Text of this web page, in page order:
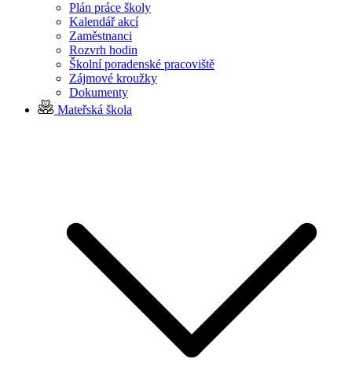
Plán práce školy
Kalendář akcí
Zaměstnanci
Rozvrh hodin
Školní poradenské pracoviště
Zájmové kroužky
Dokumenty
Mateřská škola